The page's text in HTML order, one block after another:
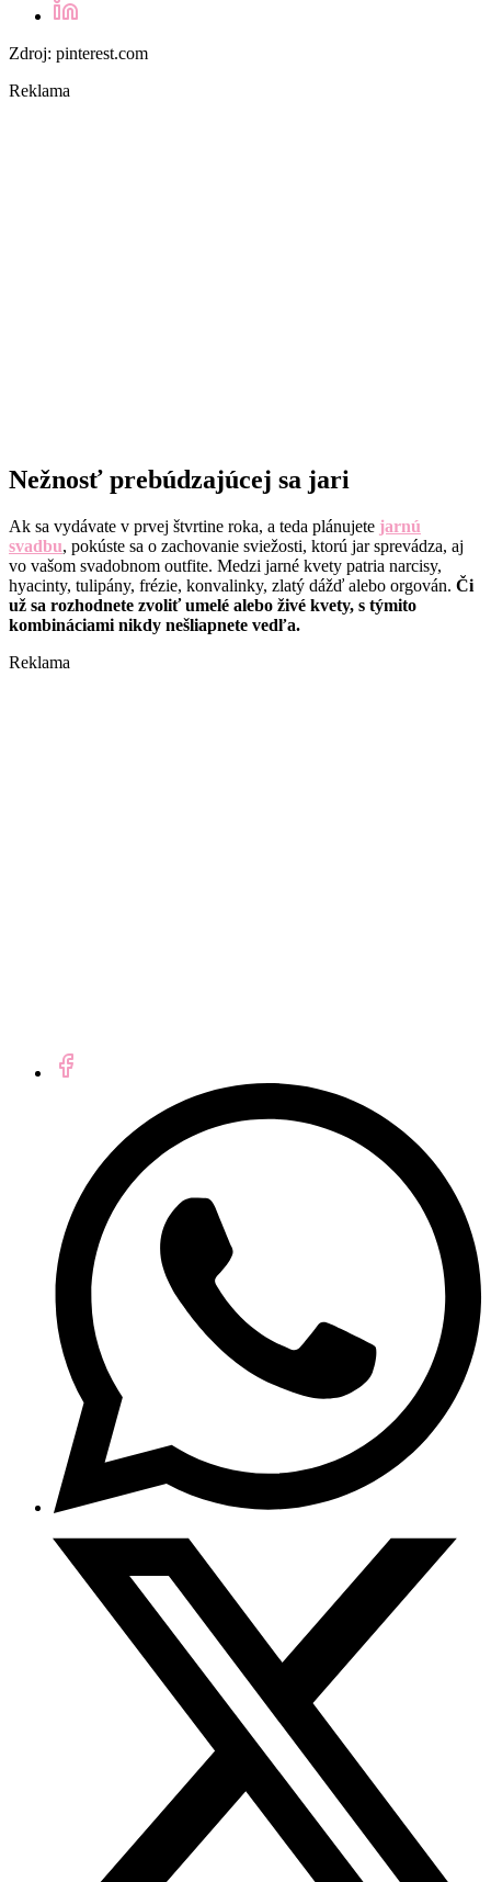
Zdroj: pinterest.com
Reklama
Nežnosť prebúdzajúcej sa jari
Ak sa vydávate v prvej štvrtine roka, a teda plánujete jarnú
svadbu, pokúste sa o zachovanie sviežosti, ktorú jar sprevádza, aj
vo vašom svadobnom outfite. Medzi jarné kvety patria narcisy,
hyacinty, tulipány, frézie, konvalinky, zlatý dážď alebo orgován. Či
už sa rozhodnete zvoliť umelé alebo živé kvety, s týmito
kombináciami nikdy nešliapnete vedľa.
Reklama